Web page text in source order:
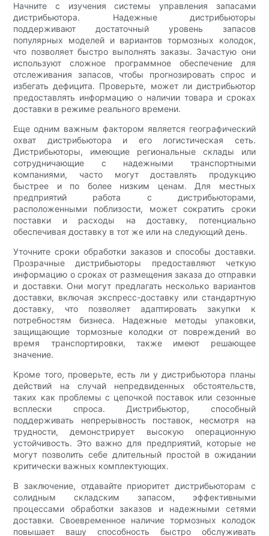
Начните с изучения системы управления запасами
дистрибьютора. Надежные дистрибьюторы
поддерживают достаточный уровень запасов
популярных моделей и вариантов тормозных колодок,
что позволяет быстро выполнять заказы. Зачастую они
используют сложное программное обеспечение для
отслеживания запасов, чтобы прогнозировать спрос и
избегать дефицита. Проверьте, может ли дистрибьютор
предоставлять информацию о наличии товара и сроках
доставки в режиме реального времени.
Еще одним важным фактором является географический
охват дистрибьютора и его логистическая сеть.
Дистрибьюторы, имеющие региональные склады или
сотрудничающие с надежными транспортными
компаниями, часто могут доставлять продукцию
быстрее и по более низким ценам. Для местных
предприятий работа с дистрибьюторами,
расположенными поблизости, может сократить сроки
поставки и расходы на доставку, потенциально
обеспечивая доставку в тот же или на следующий день.
Уточните сроки обработки заказов и способы доставки.
Прозрачные дистрибьюторы предоставляют четкую
информацию о сроках от размещения заказа до отправки
и доставки. Они могут предлагать несколько вариантов
доставки, включая экспресс-доставку или стандартную
доставку, что позволяет адаптировать закупки к
потребностям бизнеса. Надежные методы упаковки,
защищающие тормозные колодки от повреждений во
время транспортировки, также имеют решающее
значение.
Кроме того, проверьте, есть ли у дистрибьютора планы
действий на случай непредвиденных обстоятельств,
таких как проблемы с цепочкой поставок или сезонные
всплески спроса. Дистрибьютор, способный
поддерживать непрерывность поставок, несмотря на
трудности, демонстрирует высокую операционную
устойчивость. Это важно для предприятий, которые не
могут позволить себе длительный простой в ожидании
критически важных комплектующих.
В заключение, отдавайте приоритет дистрибьюторам с
солидным складским запасом, эффективными
процессами обработки заказов и надежными сетями
доставки. Своевременное наличие тормозных колодок
повышает вашу способность быстро обслуживать